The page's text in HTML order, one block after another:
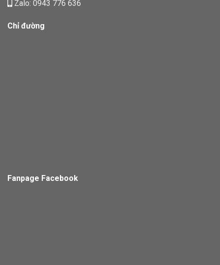
Zalo: 0943 776 636
Chỉ đường
Fanpage Facebook